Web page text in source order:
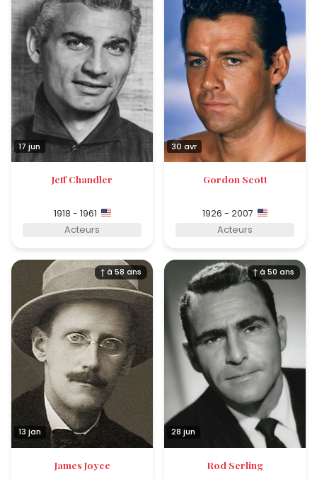
17 jun
Jeff Chandler
1918 - 1961
Acteurs
30 avr
Gordon Scott
1926 - 2007
Acteurs
† à 58 ans
13 jan
James Joyce
† à 50 ans
28 jun
Rod Serling